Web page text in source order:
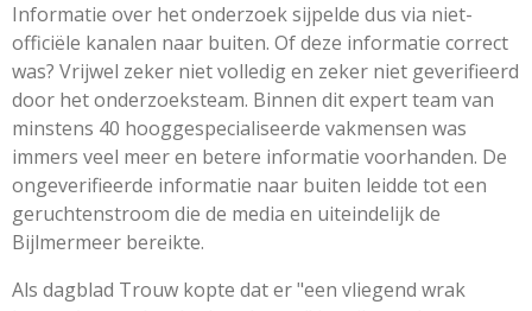
Informatie over het onderzoek sijpelde dus via niet-
officiële kanalen naar buiten. Of deze informatie correct
was? Vrijwel zeker niet volledig en zeker niet geverifieerd
door het onderzoeksteam. Binnen dit expert team van
minstens 40 hooggespecialiseerde vakmensen was
immers veel meer en betere informatie voorhanden. De
ongeverifieerde informatie naar buiten leidde tot een
geruchtenstroom die de media en uiteindelijk de
Bijlmermeer bereikte.
Als dagblad Trouw kopte dat er "een vliegend wrak